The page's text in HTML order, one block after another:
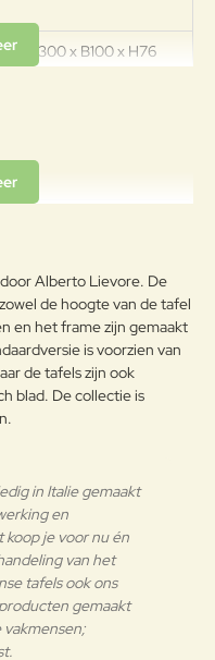
L300 x B100 x H76
Aluminium Tafelblad:
geschikt voor de
en met poeder gelakt.
dit een natuurlijk
kunnen
of barsten
vochtigheid en
Op het oppervlak
zilvergrijs laagje als
wordt door
normale en specifieke
op
te brengen. Deze
verwijderd door
licht op te schuren
niet vertaald!
Alberto Lievore. De
de hoogte van de tafel
en het frame zijn gemaakt
is voorzien van
de tafels zijn ook
blad. De collectie is
in Italie gemaakt
en
koop je voor nu én
van het
tafels ook ons
gemaakt